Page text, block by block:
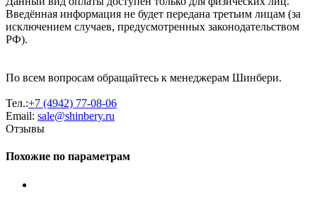
Введённая информация не будет передана третьим лицам (за
исключением случаев, предусмотренных законодательством
РФ).
По всем вопросам обращайтесь к менеджерам Шинбери.
Тел.:+7 (4942) 77-08-06
Email: sale@shinbery.ru
Отзывы
Похожие по параметрам